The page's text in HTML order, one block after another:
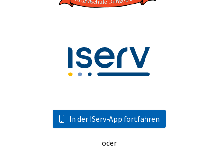
In der IServ-App fortfahren
oder